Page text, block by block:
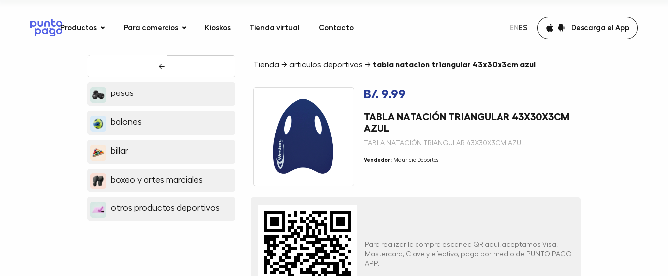
Productos Para comercios Kioskos Tienda virtual Contacto EN ES Descarga el App
←
pesas
balones
billar
boxeo y artes marciales
otros productos deportivos
Tienda → articulos deportivos → tabla natacion triangular 43x30x3cm azul
B/. 9.99
TABLA NATACIÓN TRIANGULAR 43X30X3CM
AZUL
TABLA NATACIÓN TRIANGULAR 43X30X3CM AZUL
Vendedor:Mauricio Deportes
Para realizar la compra escanea QR aquí, aceptamos Visa,
Mastercard, Clave y efectivo, pago por medio de PUNTO PAGO
APP.